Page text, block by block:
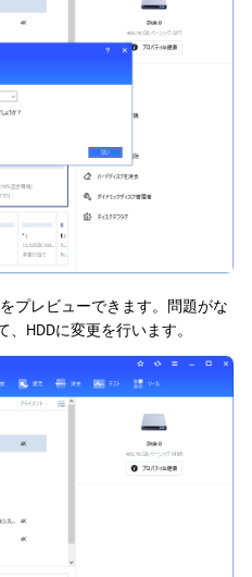
プレビューできます。問題がな
HDDに変更を行います。